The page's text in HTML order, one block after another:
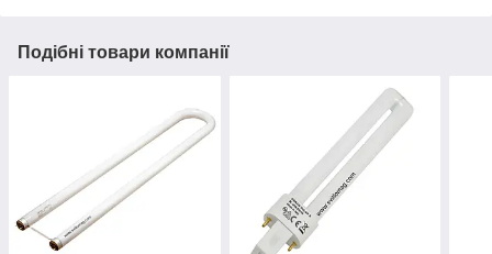
Подібні товари компанії